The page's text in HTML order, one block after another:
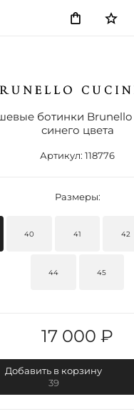
ботинки Brunello
синего цвета
Артикул: 118776
Размеры:
40 41 42
44 45
17 000 ₽
Добавить в корзину
39